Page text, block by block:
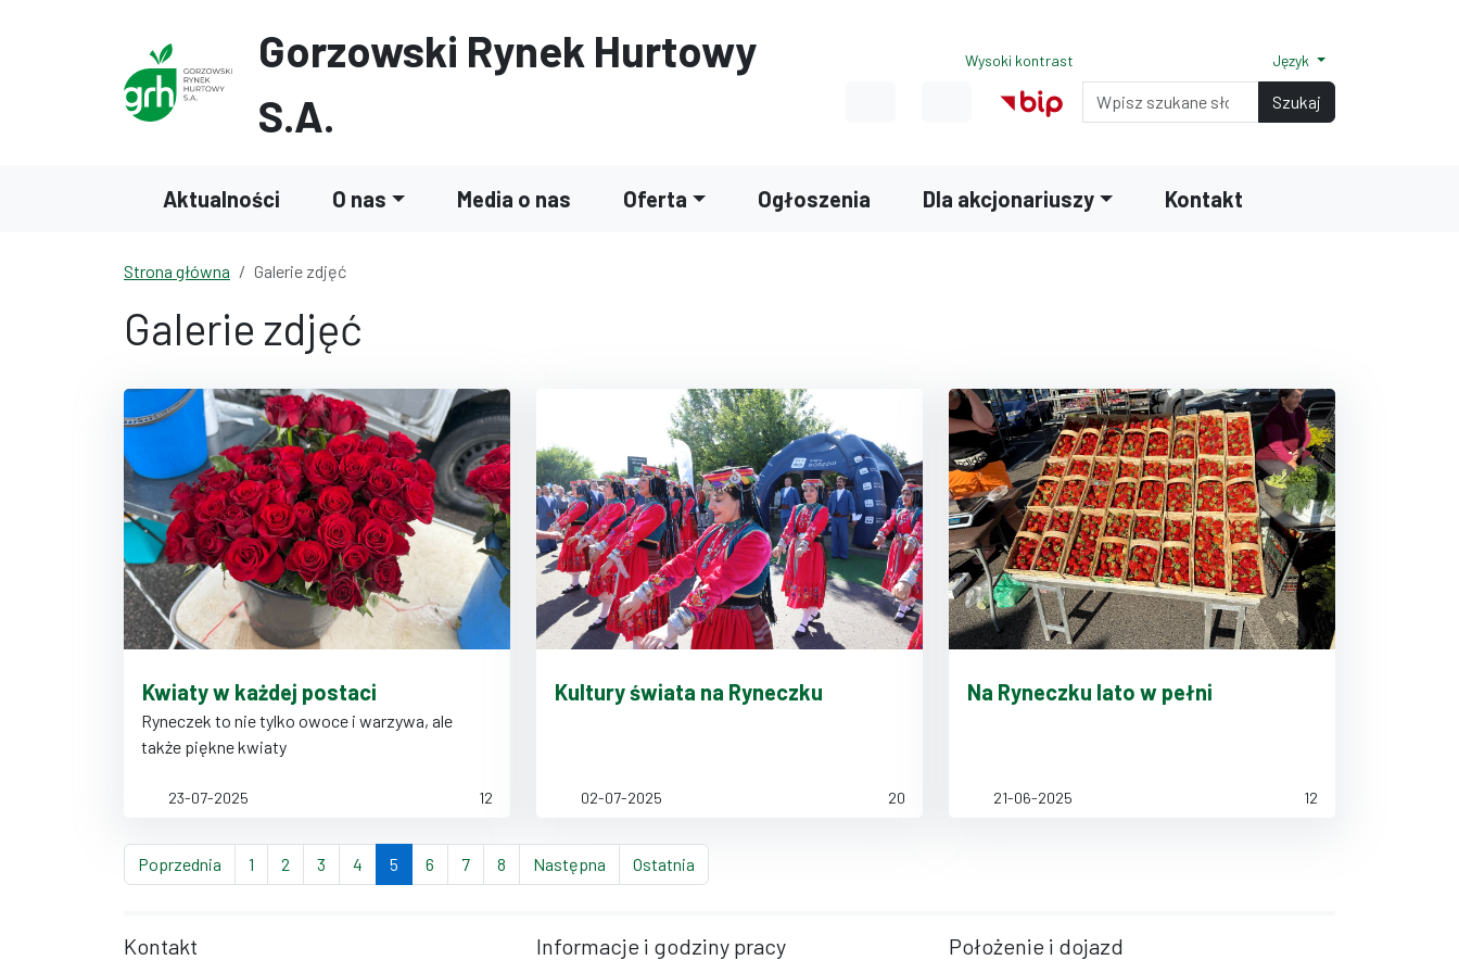
Gorzowski Rynek Hurtowy
S.A.
Wysoki kontrast
Normalny rozmiar czcionki
Rozmiar czcionki 150%
Rozmiar czcionki 200%
Język
Link do profilu na Facebook
Link do profilu na Instagram
Wyszukiwarka Szukaj
Aktualności O nas Media o nas Oferta Ogłoszenia Dla akcjonariuszy Kontakt
Strona główna Galerie zdjęć
Galerie zdjęć
Kwiaty w każdej postaci
Ryneczek to nie tylko owoce i warzywa, ale
także piękne kwiaty
23-07-2025 12
Kultury świata na Ryneczku
02-07-2025 20
Na Ryneczku lato w pełni
21-06-2025 12
Poprzednia strona
1 strona
2 strona
3 strona
4 strona
5 (bieżąca strona)
6 strona
7strona
8 stronaNastępna stronaOstatnia
Kontakt Informacje i godziny pracy Położenie i dojazd